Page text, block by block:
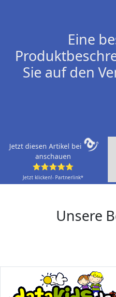
Eine
Sie auf den
Jetzt diesen Artikel bei
anschauen
⭐⭐⭐⭐⭐
Jetzt klicken!- Partnerlink*
Unsere